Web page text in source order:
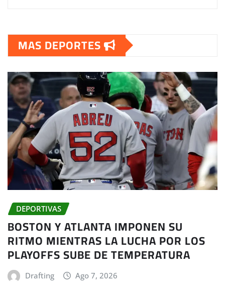
MAS DEPORTES
DEPORTIVAS
BOSTON Y ATLANTA IMPONEN SU
RITMO MIENTRAS LA LUCHA POR LOS
PLAYOFFS SUBE DE TEMPERATURA
Drafting Ago 7, 2026